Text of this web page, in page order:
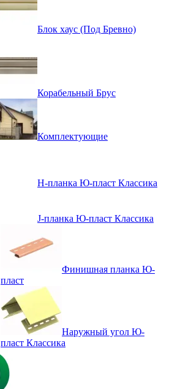
Блок хаус (Под Бревно)
Корабельный Брус
Комплектующие
H-планка Ю-пласт Классика
J-планка Ю-пласт Классика
Финишная планка Ю-
пласт
Наружный угол Ю-
пласт Классика